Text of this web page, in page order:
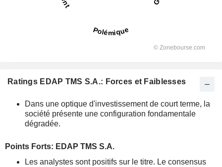
Ratings EDAP TMS S.A.: Forces et Faiblesses
Dans une optique d'investissement de court terme, la
société présente une configuration fondamentale
dégradée.
Points Forts: EDAP TMS S.A.
Les analystes sont positifs sur le titre. Le consensus